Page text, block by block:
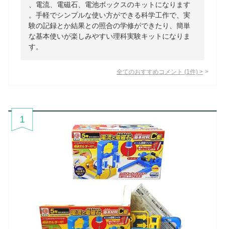
、電流、電磁石、電池ボックスのキットになります
。手軽でシンプルな使い方ができる科学工作で、実
験の記録とか結果との照合の学修ができたり、簡単
な基本使いが楽しみやすい理科実験キットになりま
す。
全てのおすすめコメント (1 件) >
1